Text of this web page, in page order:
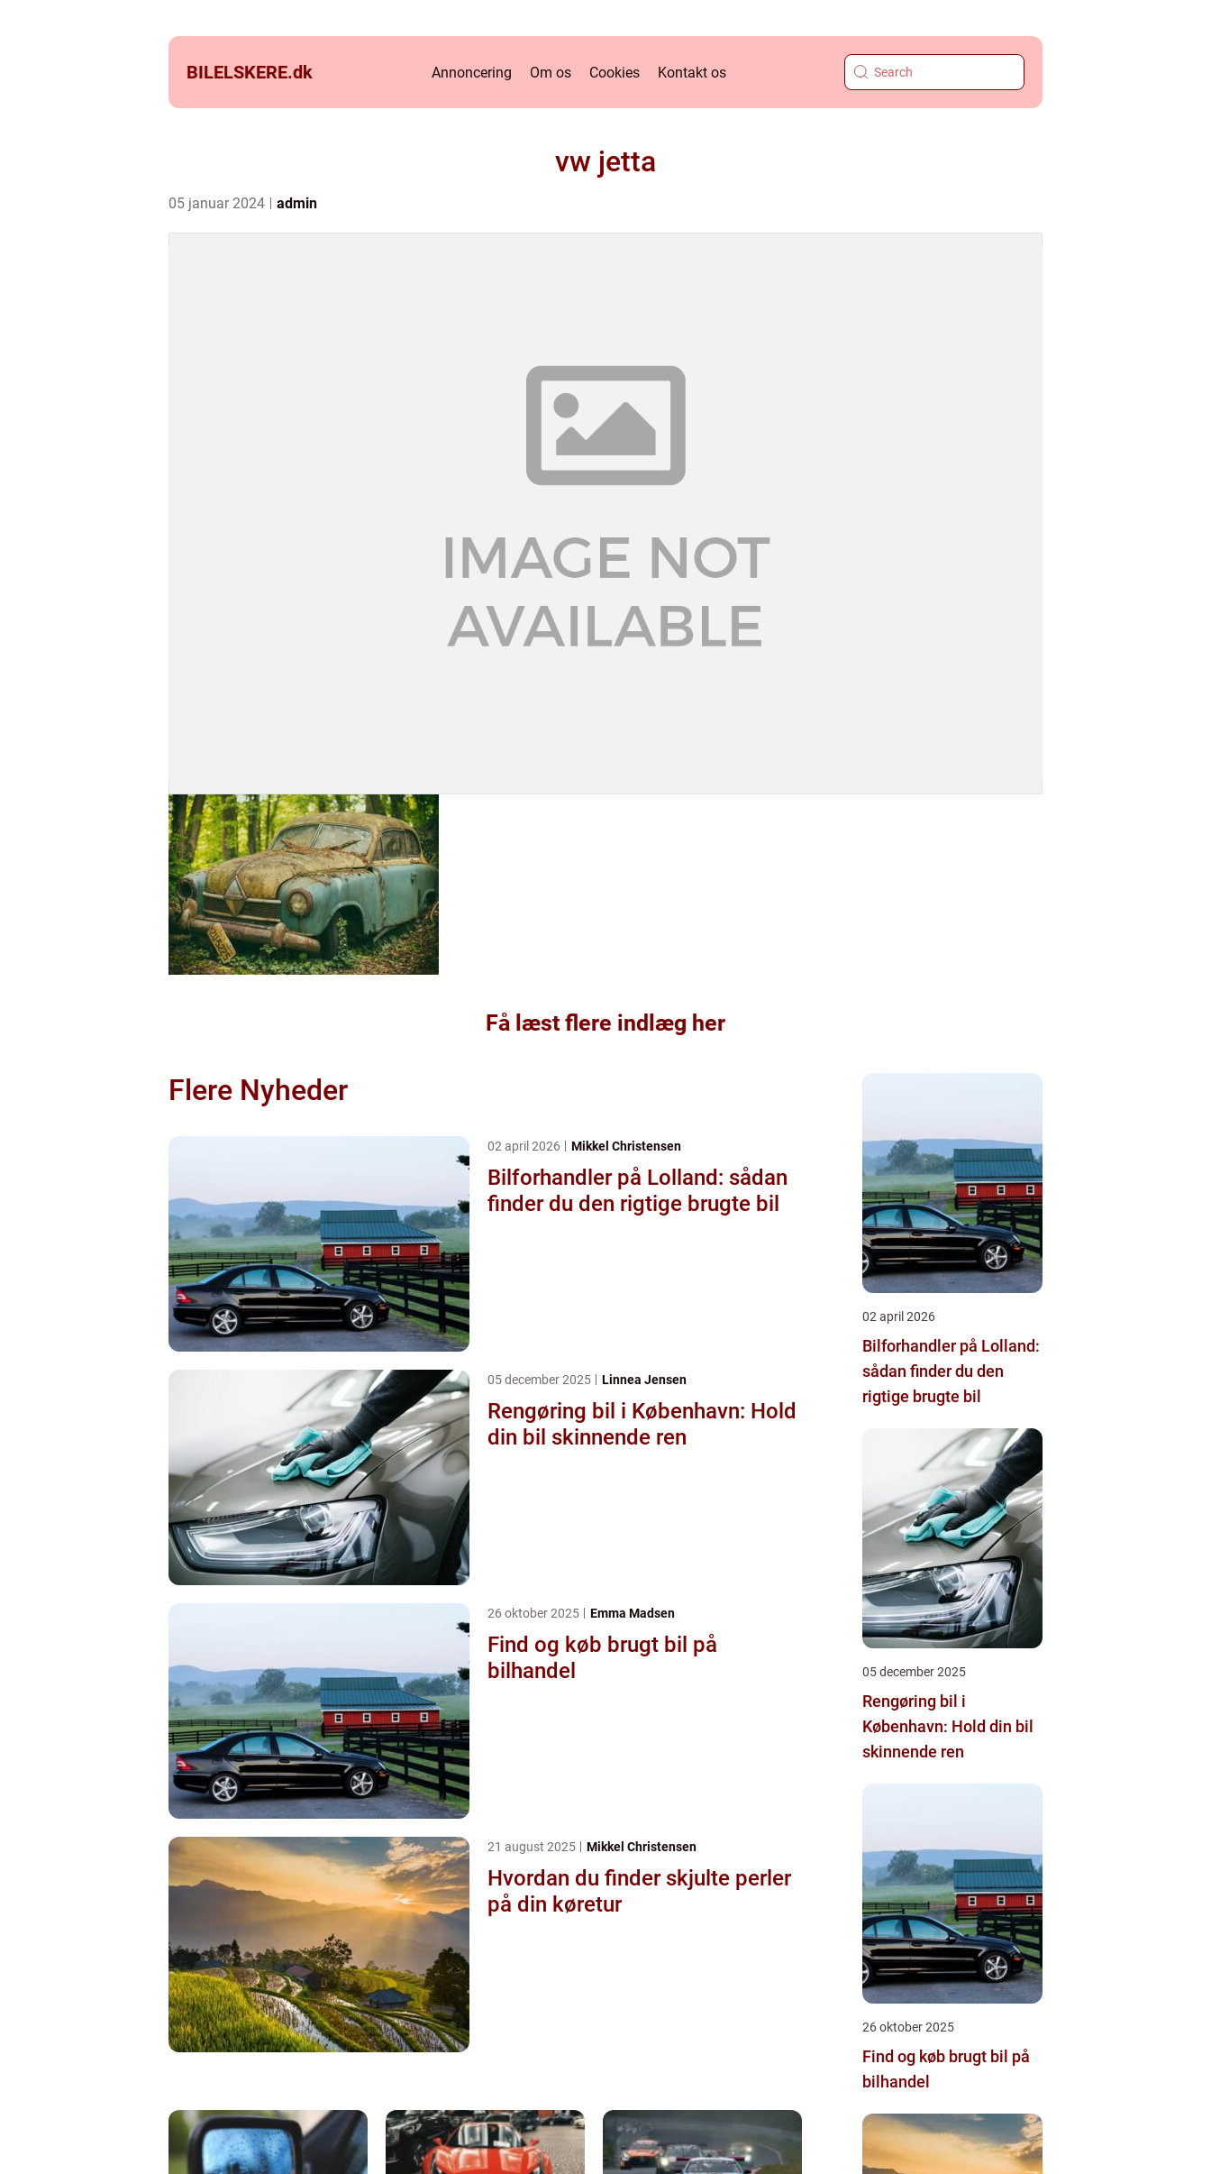
BILELSKERE.dk Annoncering Om os Cookies Kontakt os
vw jetta
05 januar 2024 admin
Få læst flere indlæg her
Flere Nyheder
02 april 2026 Mikkel Christensen
Bilforhandler på Lolland: sådan
finder du den rigtige brugte bil
05 december 2025 Linnea Jensen
Rengøring bil i København: Hold
din bil skinnende ren
26 oktober 2025 Emma Madsen
Find og køb brugt bil på
bilhandel
21 august 2025 Mikkel Christensen
Hvordan du finder skjulte perler
på din køretur
02 april 2026
Bilforhandler på Lolland:
sådan finder du den
rigtige brugte bil
05 december 2025
Rengøring bil i
København: Hold din bil
skinnende ren
26 oktober 2025
Find og køb brugt bil på
bilhandel